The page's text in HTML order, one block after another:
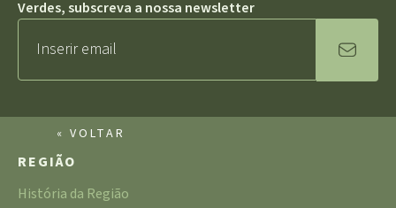
Verdes, subscreva a nossa newsletter
« VOLTAR
REGIÃO
História da Região